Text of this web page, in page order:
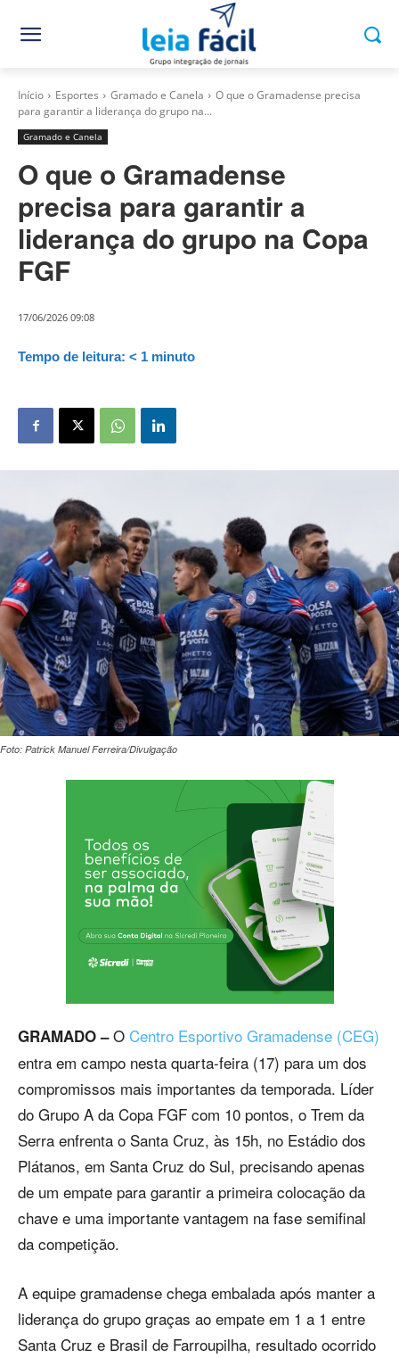
Início Esportes Gramado e Canela
O que o Gramadense precisa
para garantir a liderança do grupo na...
Gramado e Canela
O que o Gramadense
precisa para garantir a
liderança do grupo na Copa
FGF
17/06/2026 09:08
Tempo de leitura: < 1 minuto
Foto: Patrick Manuel Ferreira/Divulgação
GRAMADO –O Centro Esportivo Gramadense (CEG)
entra em campo nesta quarta-feira (17) para um dos
compromissos mais importantes da temporada. Líder
do Grupo A da Copa FGF com 10 pontos, o Trem da
Serra enfrenta o Santa Cruz, às 15h, no Estádio dos
Plátanos, em Santa Cruz do Sul, precisando apenas
de um empate para garantir a primeira colocação da
chave e uma importante vantagem na fase semifinal
da competição.
A equipe gramadense chega embalada após manter a
liderança do grupo graças ao empate em 1 a 1 entre
Santa Cruz e Brasil de Farroupilha, resultado ocorrido